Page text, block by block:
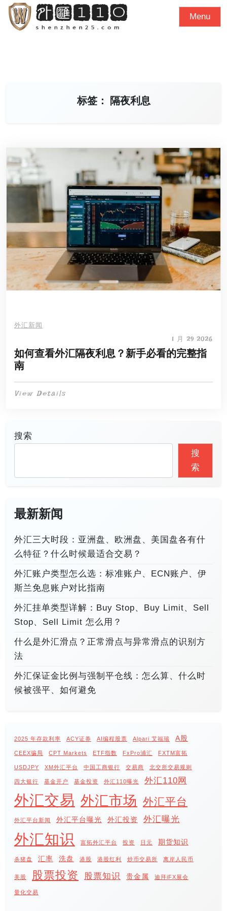
Menu
标签： 隔夜利息
外汇新闻
1 月 29 2026
如何查看外汇隔夜利息？新手必看的完整指
南
View Details
搜索
搜
索
最新新闻
外汇三大时段：亚洲盘、欧洲盘、美国盘各有什
么特征？什么时候最适合交易？
外汇账户类型怎么选：标准账户、ECN账户、伊
斯兰免息账户对比指南
外汇挂单类型详解：Buy Stop、Buy Limit、Sell
Stop、Sell Limit 怎么用？
什么是外汇滑点？正常滑点与异常滑点的识别方
法
外汇保证金比例与强制平仓线：怎么算、什么时
候被强平、如何避免
2025 年存款利率 ACY证券 AI编程股票 Alpari 艾福瑞 A股
CEEX骗局 CPT Markets ETF指数 FxPro浦汇 FXTM富拓
USDJPY XM外汇平台 中国工商银行 交易商 北交所交易规则
四大银行 基金开户 基金投资 外汇110曝光 外汇110网
外汇交易 外汇市场 外汇平台
外汇平台新闻 外汇平台曝光 外汇投资 外汇曝光
外汇知识 富拓外汇平台 投资 日元 期货知识
杀猪盘 汇率 洗盘 港股 港股红利 炒币交易所 离岸人民币
美股 股票投资 股票知识 贵金属 迪拜iFX展会
量化交易